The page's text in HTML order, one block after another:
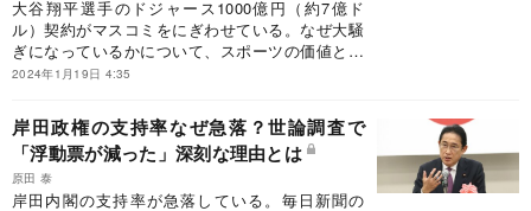
大谷翔平選手のドジャース1000億円（約7億ド
ル）契約がマスコミをにぎわせている。なぜ大騒
ぎになっているかについて、スポーツの価値とい
うことを除外して、4つの視点から考えた。
2024年1月19日 4:35
岸田政権の支持率なぜ急落？世論調査で
「浮動票が減った」深刻な理由とは
原田 泰
岸田内閣の支持率が急落している。毎日新聞の